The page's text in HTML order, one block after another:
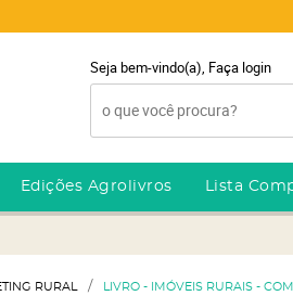
Seja bem-vindo(a), Faça login
Edições Agrolivros Lista
RURAL LIVRO - IMÓVEIS RURAIS -